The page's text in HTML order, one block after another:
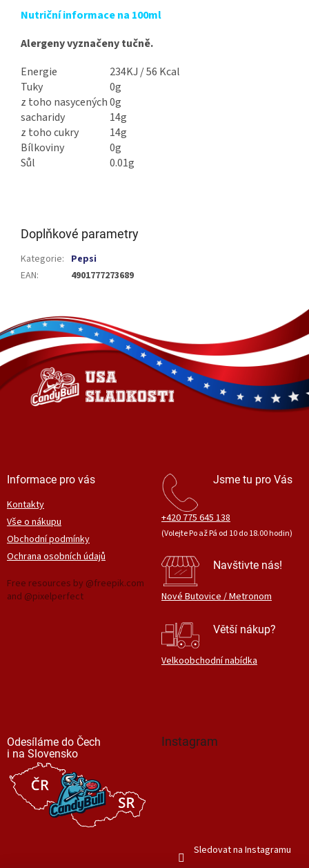
Nutriční informace na 100ml
Alergeny vyznačeny tučně.
Energie
234KJ / 56 Kcal
Tuky
0g
z toho nasycených0g
sacharidy
14g
z toho cukry
14g
Bílkoviny
0g
Sůl
0.01g
Doplňkové parametry
Kategorie: Pepsi
EAN: 4901777273689
á
p
a
í
Informace pro vás
Kontakty
Vše o nákupu
Obchodní podmínky
Ochrana osobních údajů
Free resources by @freepik.com
and @pixelperfect
Jsme tu pro Vás
+420 775 645 138
(Volejte Po až Pá od 10 do 18.00 hodin)
Navštivte nás!
Nové Butovice / Metronom
Větší nákup?
Velkoobchodní nabídka
Odesíláme do Čech
i na Slovensko
Instagram
Sledovat na Instagramu